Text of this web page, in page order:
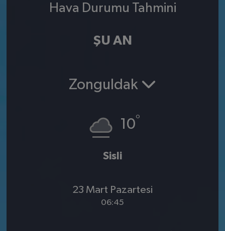
Hava Durumu Tahmini
ŞU AN
Zonguldak
10°
Sisli
23 Mart Pazartesi
06:45
Süper Lig Puan Durumu ve Fikstür
Haber Arşivi